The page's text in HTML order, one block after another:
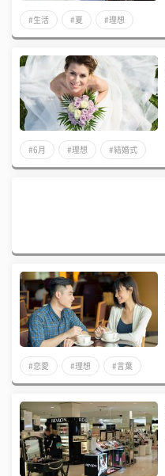
#生活 #夏 #理想
#6月 #理想 #結婚式
#恋愛 #理想 #言葉